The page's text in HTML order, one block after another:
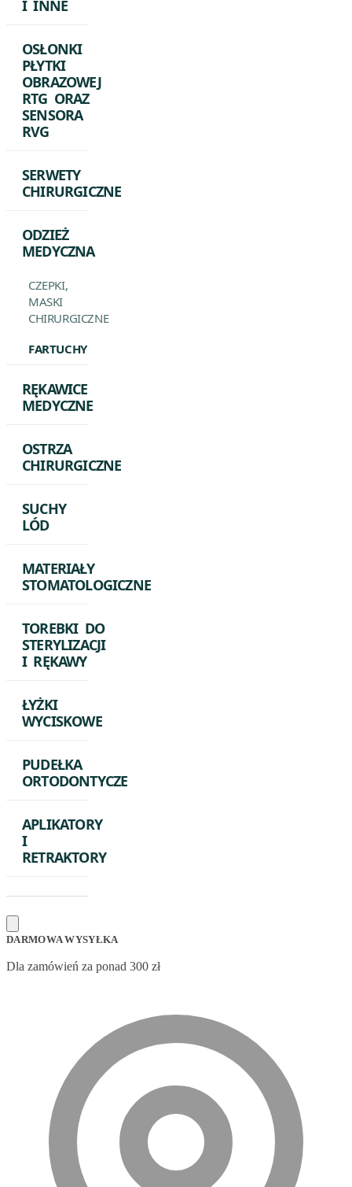
I INNE
OSŁONKI
PŁYTKI
OBRAZOWEJ
RTG ORAZ
SENSORA
RVG
SERWETY
CHIRURGICZNE
ODZIEŻ
MEDYCZNA
CZEPKI,
MASKI
CHIRURGICZNE
FARTUCHY
RĘKAWICE
MEDYCZNE
OSTRZA
CHIRURGICZNE
SUCHY
LÓD
MATERIAŁY
STOMATOLOGICZNE
TOREBKI DO
STERYLIZACJI
I RĘKAWY
ŁYŻKI
WYCISKOWE
PUDEŁKA
ORTODONTYCZE
APLIKATORY
I
RETRAKTORY
DARMOWA WYSYŁKA
Dla zamówień za ponad 300 zł